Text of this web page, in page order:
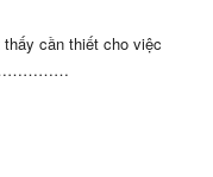
cần thiết cho việc